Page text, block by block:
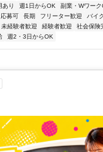
あり 週1日からOK 副業・Wワーク
募可 長期 フリーター歓迎 バイ
未経験者歓迎 経験者歓迎 社会保険
週2・3日からOK